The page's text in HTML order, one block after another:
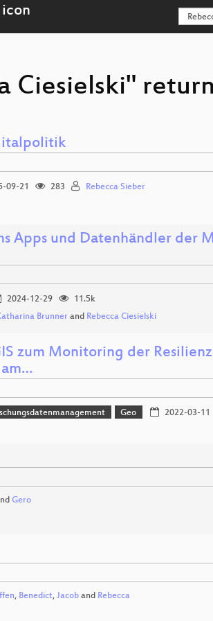
Ciesielski"
09-21 283 Rebecca Sieber
Apps und Datenhändler der
2024-12-29
11.5k
Brunner and Rebecca Ciesielski
zum Monitoring der
Geo 2022-03-11
Gero
, Benedict, Jacob and Rebecca